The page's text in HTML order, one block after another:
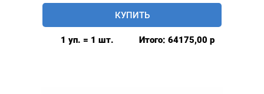
Пресс
полупневматический
КУПИТЬ
1 уп. = 1 шт. Итого: 64175,00 р